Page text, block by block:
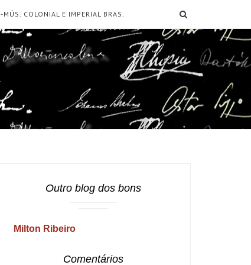
-MÚS. COLONIAL E IMPERIAL BRAS.
Outro blog dos bons
Milton Ribeiro
Comentários